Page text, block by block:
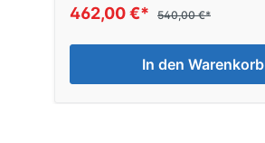
462,00 €* 540,00 €*
In den Warenkorb